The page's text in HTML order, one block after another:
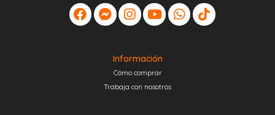
Información
Cómo comprar
Trabaja con nosotros